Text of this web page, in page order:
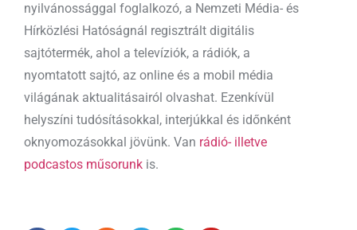
nyilvánossággal foglalkozó, a Nemzeti Média- és
Hírközlési Hatóságnál regisztrált digitális
sajtótermék, ahol a televíziók, a rádiók, a
nyomtatott sajtó, az online és a mobil média
világának aktualitásairól olvashat. Ezenkívül
helyszíni tudósításokkal, interjúkkal és időnként
oknyomozásokkal jövünk. Van rádió- illetve
podcastos műsorunk is.